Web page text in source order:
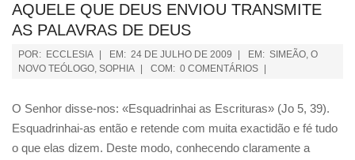
AQUELE QUE DEUS ENVIOU TRANSMITE
AS PALAVRAS DE DEUS
POR: ECCLESIA EM: 24 DE JULHO DE 2009 EM: SIMEÃO, O
NOVO TEÓLOGO, SOPHIA COM: 0 COMENTÁRIOS
O Senhor disse-nos: «Esquadrinhai as Escrituras» (Jo 5, 39).
Esquadrinhai-as então e retende com muita exactidão e fé tudo
o que elas dizem. Deste modo, conhecendo claramente a